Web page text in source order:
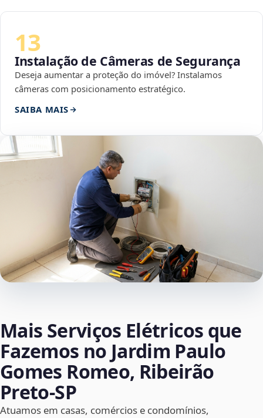
13
Instalação de Câmeras de Segurança
Deseja aumentar a proteção do imóvel? Instalamos
câmeras com posicionamento estratégico.
SAIBA MAIS
Mais Serviços Elétricos que
Fazemos no Jardim Paulo
Gomes Romeo, Ribeirão
Preto‑SP
Atuamos em casas, comércios e condomínios,